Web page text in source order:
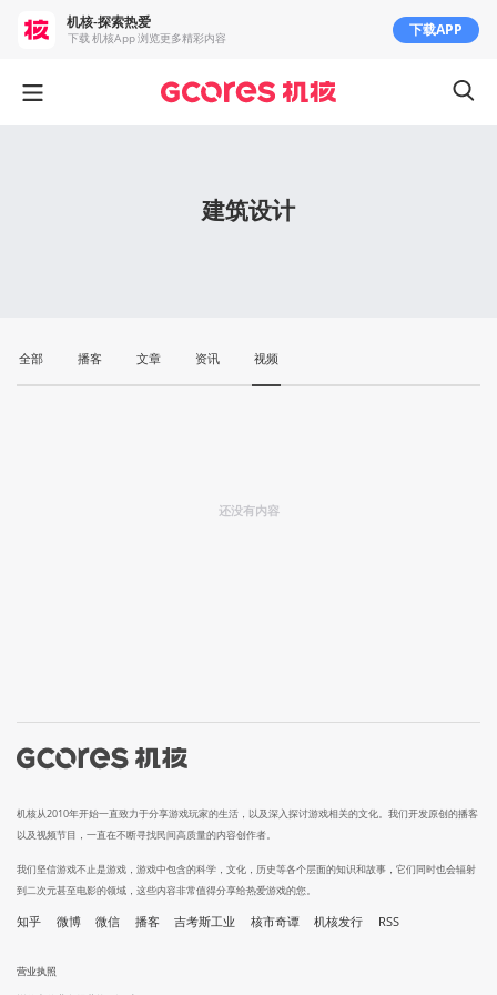
建筑设计
全部 播客 文章 资讯 视频
还没有内容
机核从2010年开始一直致力于分享游戏玩家的生活，以及深入探讨游戏相关的文化。我们开发原创的播客
以及视频节目，一直在不断寻找民间高质量的内容创作者。
我们坚信游戏不止是游戏，游戏中包含的科学，文化，历史等各个层面的知识和故事，它们同时也会辐射
到二次元甚至电影的领域，这些内容非常值得分享给热爱游戏的您。
知乎 微博 微信 播客 吉考斯工业 核市奇谭 机核发行 RSS
营业执照
机核-探索热爱
下载 机核App 浏览更多精彩内容 下载APP